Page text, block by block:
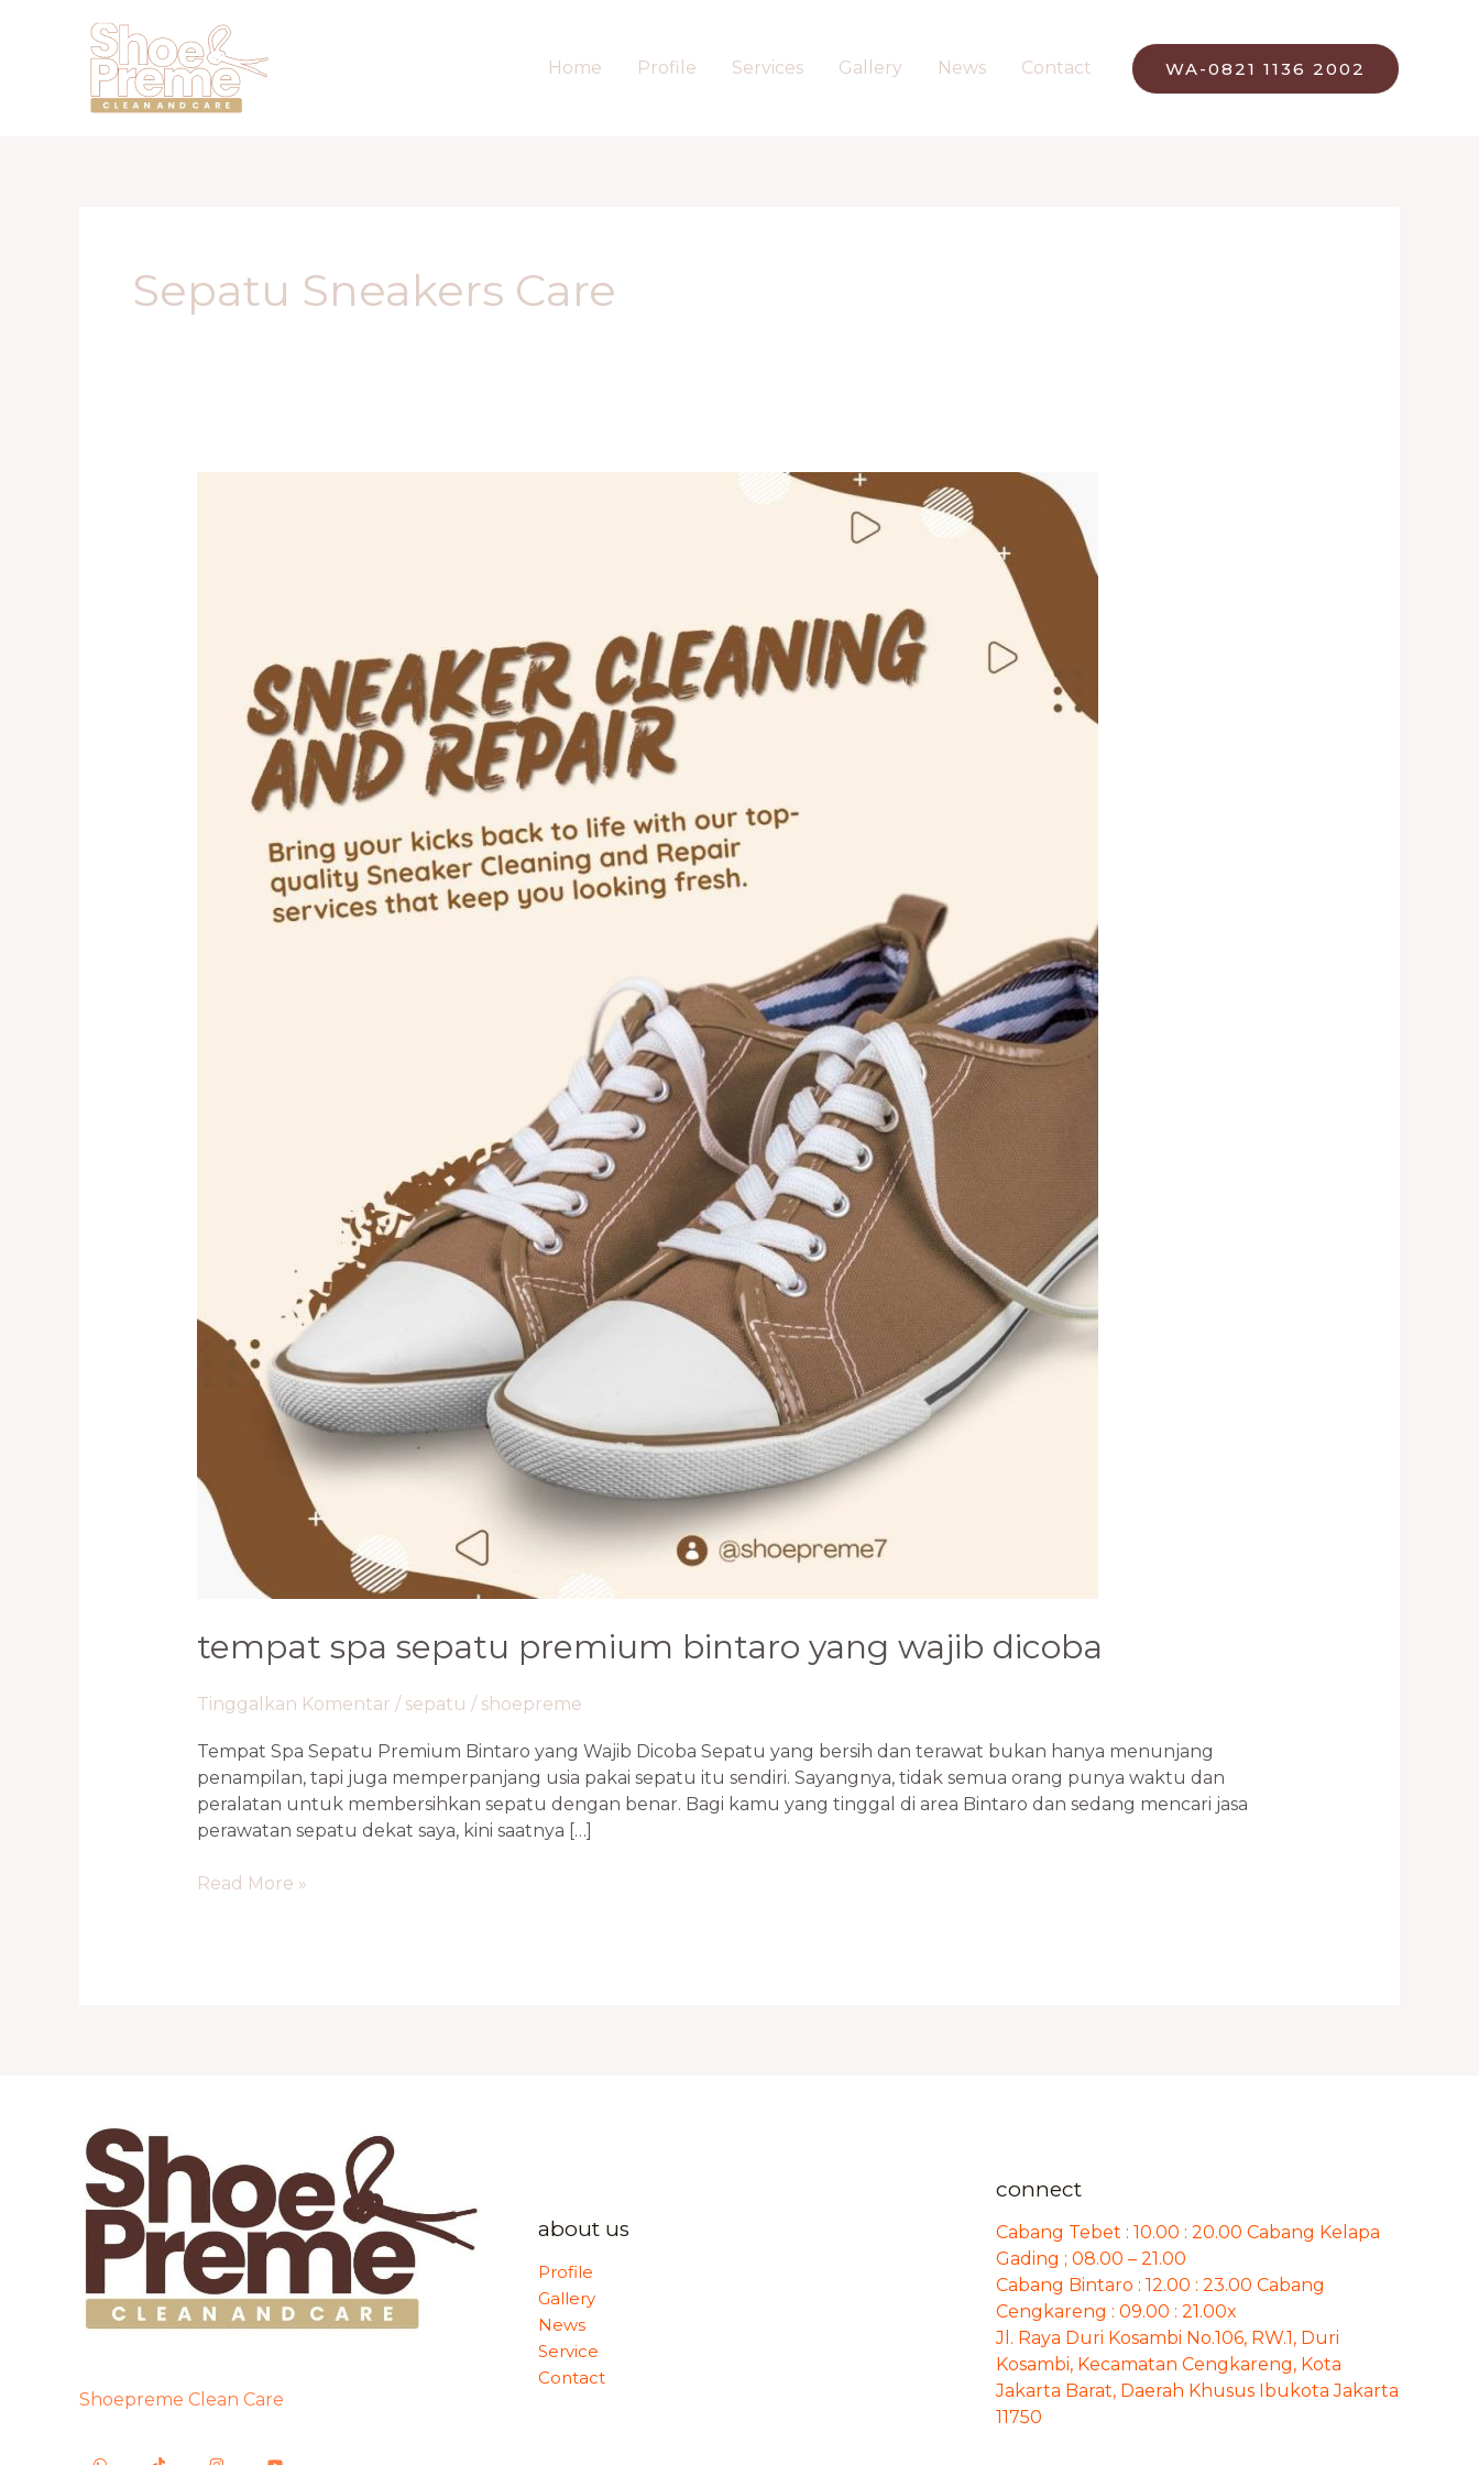
Home Profile Services Gallery News Contact WA-0821 1136 2002
Sepatu Sneakers Care
tempat spa sepatu premium bintaro yang wajib dicoba
Tinggalkan Komentar / sepatu / shoepreme
Tempat Spa Sepatu Premium Bintaro yang Wajib Dicoba Sepatu yang bersih dan terawat bukan hanya menunjang
penampilan, tapi juga memperpanjang usia pakai sepatu itu sendiri. Sayangnya, tidak semua orang punya waktu dan
peralatan untuk membersihkan sepatu dengan benar. Bagi kamu yang tinggal di area Bintaro dan sedang mencari jasa
perawatan sepatu dekat saya, kini saatnya […]
Read More »
Shoepreme Clean Care
about us
Profile
Gallery
News
Service
Contact
connect
Cabang Tebet : 10.00 : 20.00 Cabang Kelapa
Gading ; 08.00 – 21.00
Cabang Bintaro : 12.00 : 23.00 Cabang
Cengkareng : 09.00 : 21.00x
Jl. Raya Duri Kosambi No.106, RW.1, Duri
Kosambi, Kecamatan Cengkareng, Kota
Jakarta Barat, Daerah Khusus Ibukota Jakarta
11750